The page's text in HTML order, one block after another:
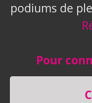
podiums de
Pour